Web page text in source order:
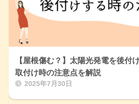
【屋根傷む？】太陽光発電を後付
取付け時の注意点を解説
2025年7月30日